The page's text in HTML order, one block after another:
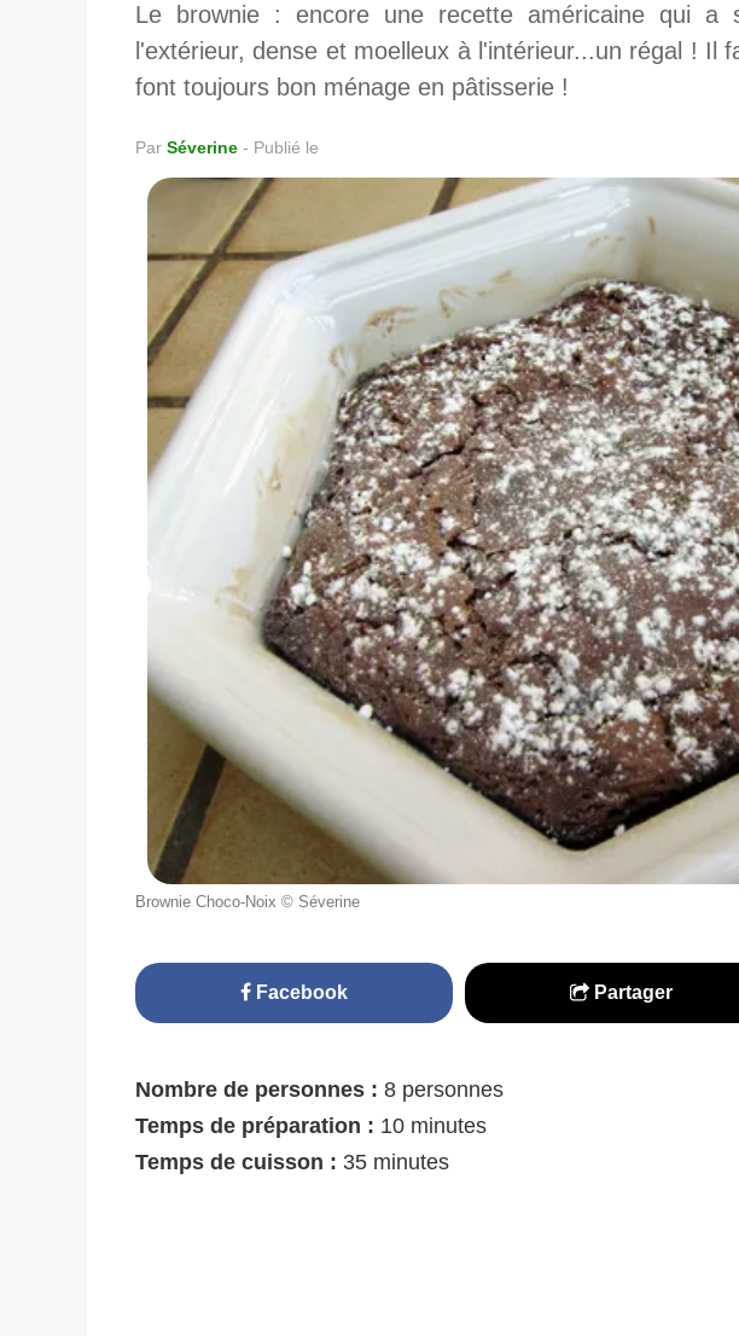
Le brownie : encore une recette américaine qui a
l'extérieur, dense et moelleux à l'intérieur...un régal ! Il
font toujours bon ménage en pâtisserie !
Par Séverine - Publié le
Brownie Choco-Noix © Séverine
Facebook Partager
Nombre de personnes : 8 personnes
Temps de préparation : 10 minutes
Temps de cuisson : 35 minutes